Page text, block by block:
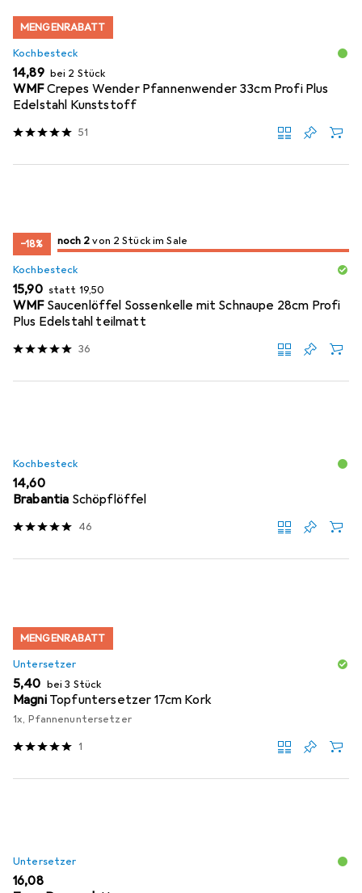
MENGENRABATT
Kochbesteck
EUR
14,89 bei 2 Stück
WMFCrepes Wender Pfannenwender 33cm Profi Plus
Edelstahl Kunststoff
51
−18% 2/ 2
2/ 2 im Sale
noch 2 von 2 Stück im Sale
Kochbesteck
EUR
15,90 statt EUR
19,50
WMF Saucenlöffel Sossenkelle mit Schnaupe 28cm Profi
Plus Edelstahl teilmatt
36
Kochbesteck
EUR
14,60
Brabantia Schöpflöffel
46
MENGENRABATT
Untersetzer
EUR
5,40 bei 3 Stück
Magni Topfuntersetzer 17cm Kork
1x, Pfannenuntersetzer
1
Untersetzer
EUR
16,08